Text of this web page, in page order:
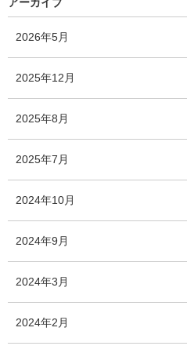
2026年5月
リ
ー
2025年12月
ー
2025年8月
ー
数
2025年7月
リ
ー
2024年10月
ー
2024年9月
ー
2024年3月
ー
2024年2月